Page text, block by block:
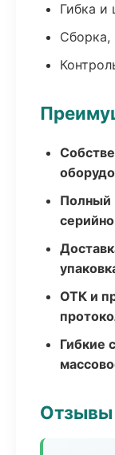
Гибка и
Сборка,
Полный
ОТК и
Гибкие
Отзывы